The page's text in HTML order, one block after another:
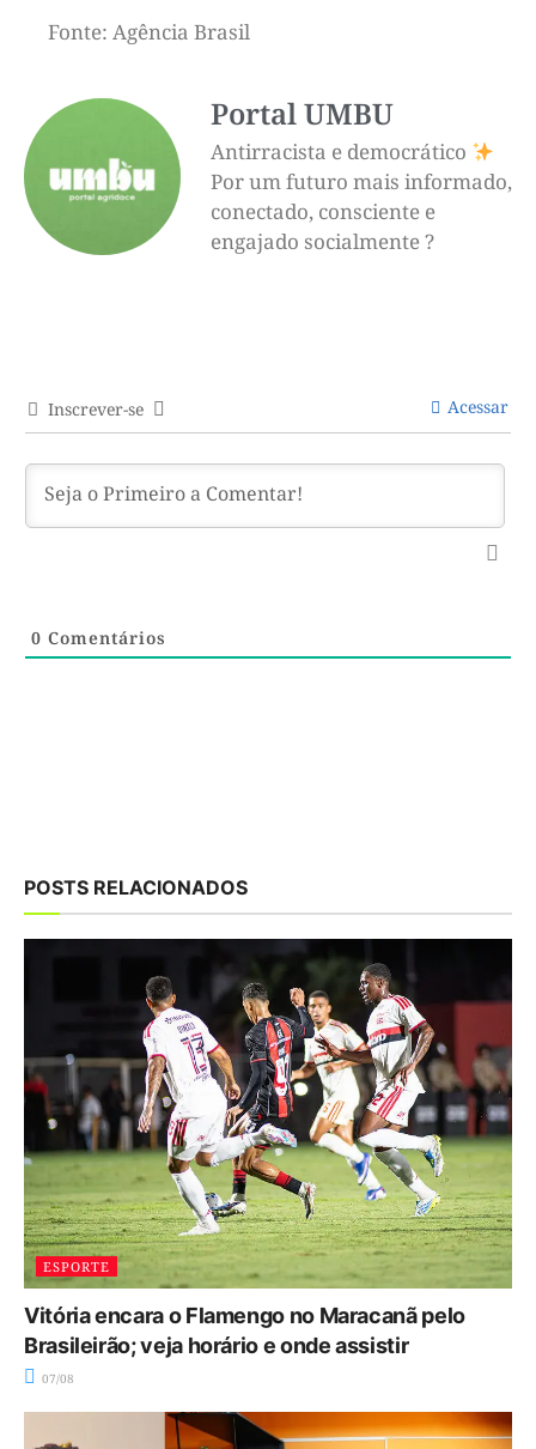
Fonte: Agência Brasil
Portal UMBU
Antirracista e democrático
Por um futuro mais informado,
conectado, consciente e
engajado socialmente ?
Inscrever-se Acessar
0 Comentários
POSTS RELACIONADOS
ESPORTE
Vitória encara o Flamengo no Maracanã pelo
Brasileirão; veja horário e onde assistir
07/08